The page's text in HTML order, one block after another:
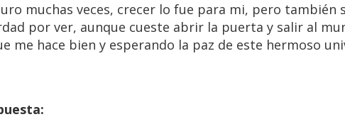
muchas veces, crecer lo fue para mi, pero también
por ver, aunque cueste abrir la puerta y salir al
me hace bien y esperando la paz de este hermoso